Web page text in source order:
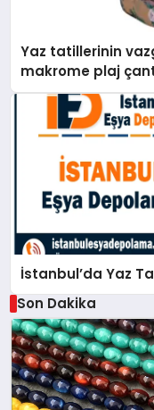
Yaz tatillerinin
makrome plaj
İstanbul’da Yaz
Son Dakika